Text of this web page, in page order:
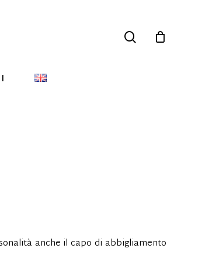
anche il capo di abbigliamento